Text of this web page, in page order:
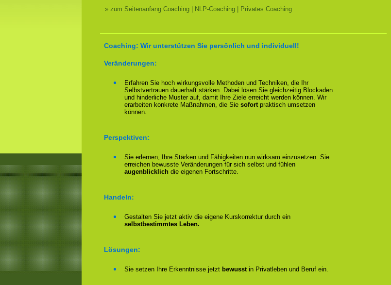
» zum Seitenanfang Coaching | NLP-Coaching | Privates Coaching
Coaching: Wir unterstützen Sie persönlich und individuell!
Veränderungen:
Erfahren Sie hoch wirkungsvolle Methoden und Techniken, die Ihr
Selbstvertrauen dauerhaft stärken. Dabei lösen Sie gleichzeitig Blockaden
und hinderliche Muster auf, damit Ihre Ziele erreicht werden können. Wir
erarbeiten konkrete Maßnahmen, die Sie sofortpraktisch umsetzen
können.
Perspektiven:
Sie erlernen, Ihre Stärken und Fähigkeiten nun wirksam einzusetzen. Sie
erreichen bewusste Veränderungen für sich selbst und fühlen
augenblicklich die eigenen Fortschritte.
Handeln:
Gestalten Sie jetzt aktiv die eigene Kurskorrektur durch ein
selbstbestimmtes Leben.
Lösungen:
Sie setzen Ihre Erkenntnisse jetzt bewusstin Privatleben und Beruf ein.